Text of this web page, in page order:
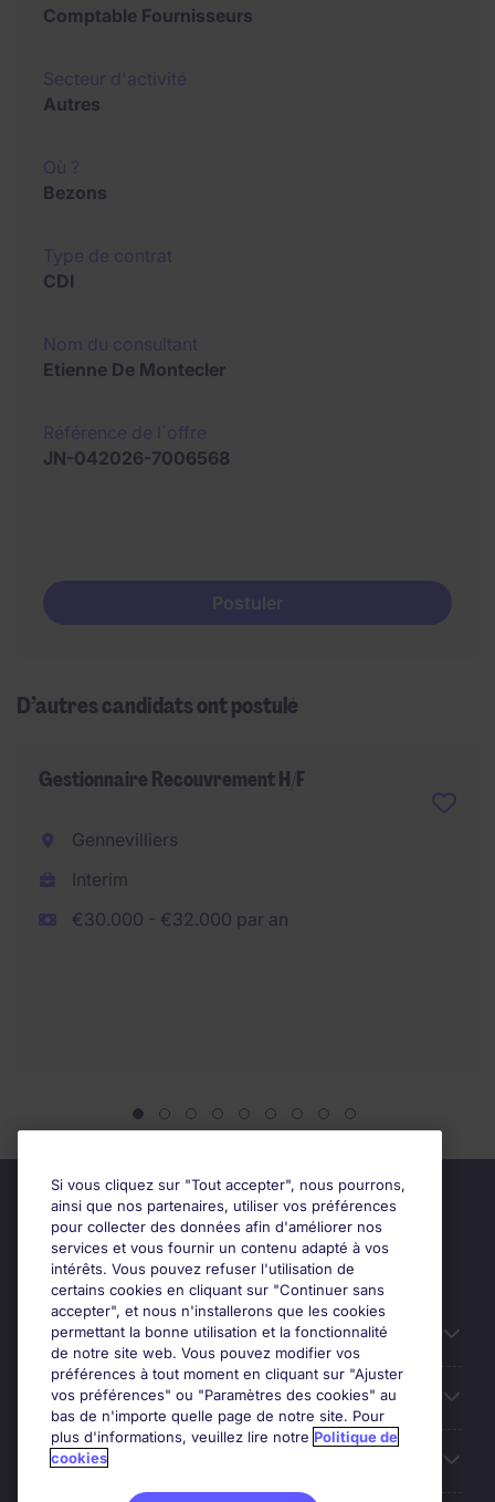
Comptable Fournisseurs
Autres
Bezons
CDI
Etienne De Montecler
JN-042026-7006568
Postuler
D’autres candidats ont postulé
Gestionnaire Recouvrement H/F
Gennevilliers
Interim
€30.000 - €32.000 par an
Candidats
Entreprises
Contact
Si vous cliquez sur "Tout accepter", nous pourrons,
ainsi que nos partenaires, utiliser vos préférences
pour collecter des données afin d'améliorer nos
services et vous fournir un contenu adapté à vos
intérêts. Vous pouvez refuser l'utilisation de
certains cookies en cliquant sur "Continuer sans
accepter", et nous n'installerons que les cookies
permettant la bonne utilisation et la fonctionnalité
de notre site web. Vous pouvez modifier vos
préférences à tout moment en cliquant sur "Ajuster
vos préférences" ou "Paramètres des cookies" au
bas de n'importe quelle page de notre site. Pour
plus d'informations, veuillez lire notre Politique de
cookies